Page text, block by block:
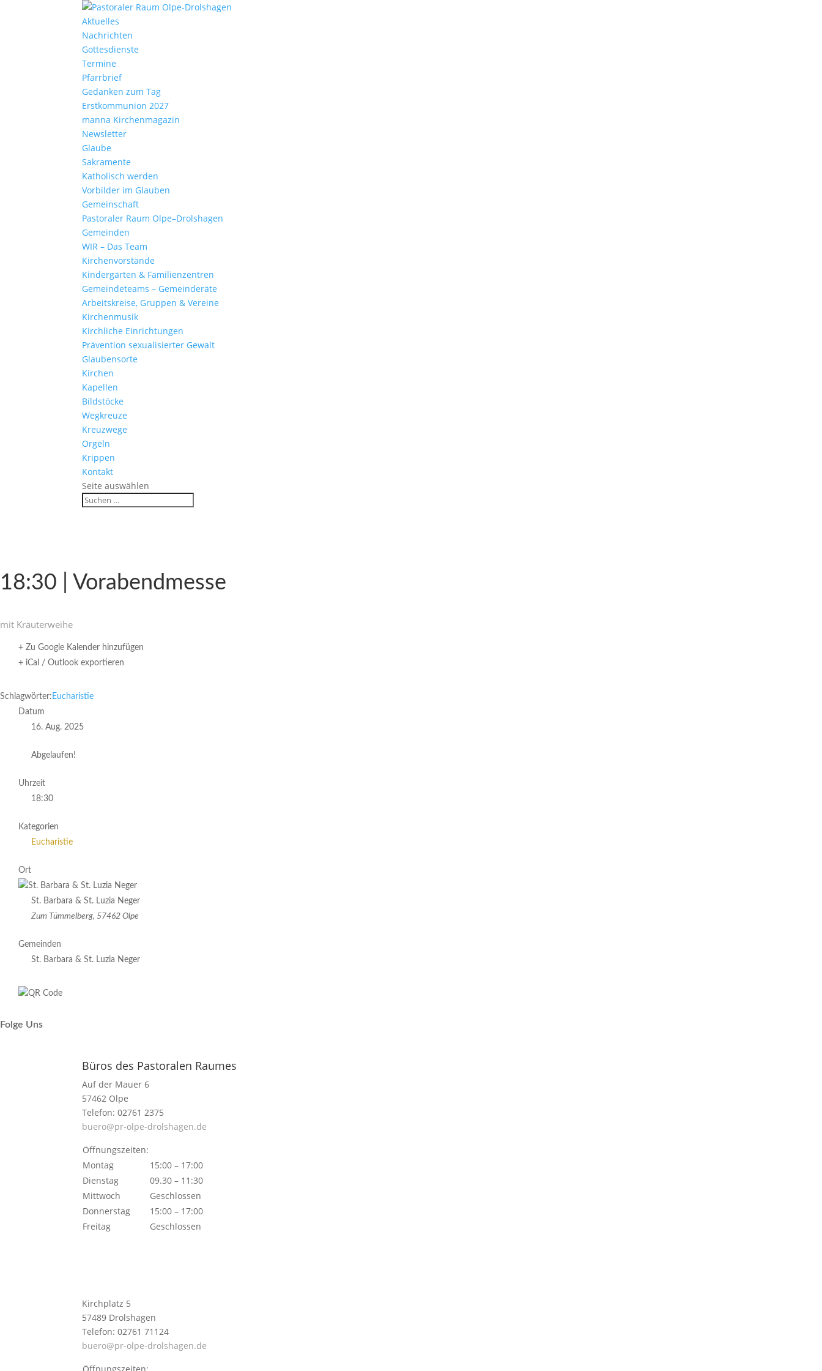
Aktu­elles
Nach­richten
Gottes­dienste
Termine
Pfarr­brief
Gedanken zum Tag
Erst­kom­mu­nion 2027
manna Kirchen­ma­gazin
News­letter
Glaube
Sakra­mente
Katho­lisch werden
Vorbilder im Glauben
Gemein­schaft
Pasto­raler Raum Olpe–Drolshagen
Gemeinden
WIR – Das Team
Kirchen­vor­stände
Kinder­gärten & Familienzentren
Gemein­de­teams – Gemeinderäte
Arbeits­kreise, Gruppen & Vereine
Kirchen­musik
Kirch­liche Einrichtungen
Präven­tion sexua­li­sierter Gewalt
Glau­ben­s­orte
Kirchen
Kapellen
Bild­stöcke
Wegkreuze
Kreuz­wege
Orgeln
Krippen
Kontakt
Seite auswählen
18:30 | Vorabendmesse
mit Kräu­ter­weihe
+ Zu Google Kalender hinzufügen
+ iCal / Outlook exportieren
Schlagwörter: Eucharistie
Datum
16. Aug. 2025
Abgelaufen!
Uhrzeit
18:30
Kategorien
Eucharistie
Ort
St. Barbara & St. Luzia Neger
Zum Tümmelberg, 57462 Olpe
Gemeinden
St. Barbara & St. Luzia Neger
Folge Uns
Büros des Pastoralen Raumes
Auf der Mauer 6
57462 Olpe
Telefon: 02761 2375
buero@pr-olpe-drolshagen.de
Öffnungszeiten:
Montag
15:00 – 17:00
Dienstag
09.30 – 11:30
Mittwoch
Geschlossen
Donnerstag
15:00 – 17:00
Freitag
Geschlossen
Kirchplatz 5
57489 Drolshagen
Telefon: 02761 71124
buero@pr-olpe-drolshagen.de